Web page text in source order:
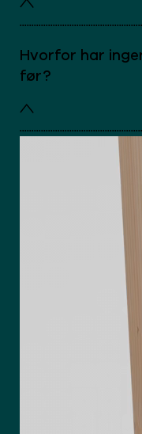
Hvorfor har
før?